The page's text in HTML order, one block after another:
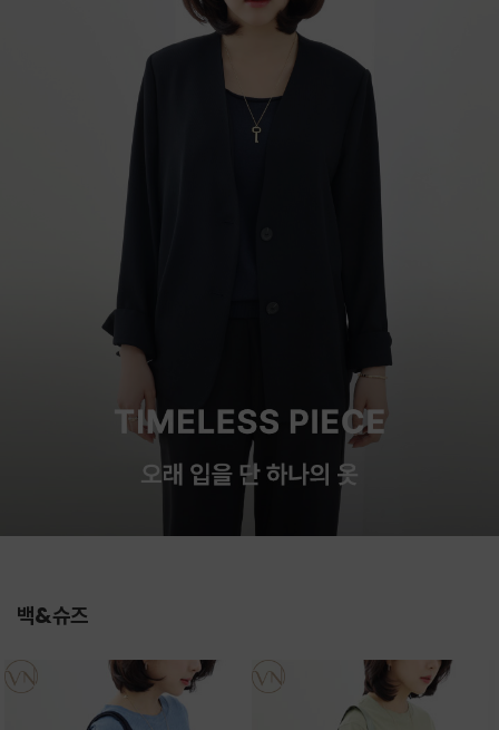
백&슈즈